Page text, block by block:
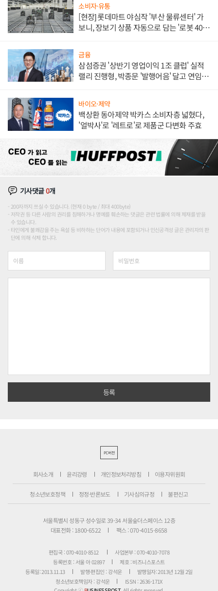
소비자·유통
[현장] 롯데마트 야심작 '부산 물류센터' 가
보니, 장보기 상품 자동으로 담는 '로봇 400
금융
삼섬증권 '상반기 영업이익 1조 클럽' 실적
랠리 진행형, 박종문 '발행어음' 달고 연임 향
바이오·제약
백상환 동아제약 박카스 소비자층 넓혔다,
'얼박사'로 '레트로'로 제품군 다변화 주효
기사댓글0개
200자까지 쓰실 수 있습니다. (현재 0 byte / 최대 400byte)
저작권 등 다른 사람의 권리를 침해하거나 명예를 훼손하는 댓글은 관련 법률에 의해 제재를 받을
수 있습니다.
타인에게 불쾌감을 주는 욕설 등 비하하는 단어가 내용에 포함되거나 인신공격성 글은 관리자의 판
단에 의해 삭제 합니다.
PC버전
회사소개 윤리강령 개인정보처리방침 이용자위원회
청소년보호정책 정정·반론보도 기사심의규정 불편신고
서울특별시 성동구 성수일로 39-34 서울숲더스페이스 12층
대표전화 : 1800-6522
팩스 : 070-4015-8658
편집국 : 070-4010-8512
사업본부 : 070-4010-7078
등록번호 : 서울 아 02897
제호 : 비즈니스포스트
등록일: 2013.11.13
발행·편집인 : 강석운
발행일자: 2013년 12월 2일
청소년보호책임자 : 강석운
ISSN : 2636-171X